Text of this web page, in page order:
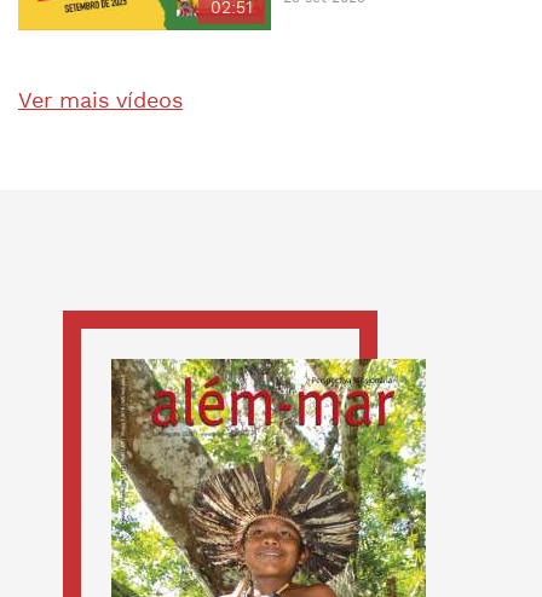
02:51
Ver mais vídeos